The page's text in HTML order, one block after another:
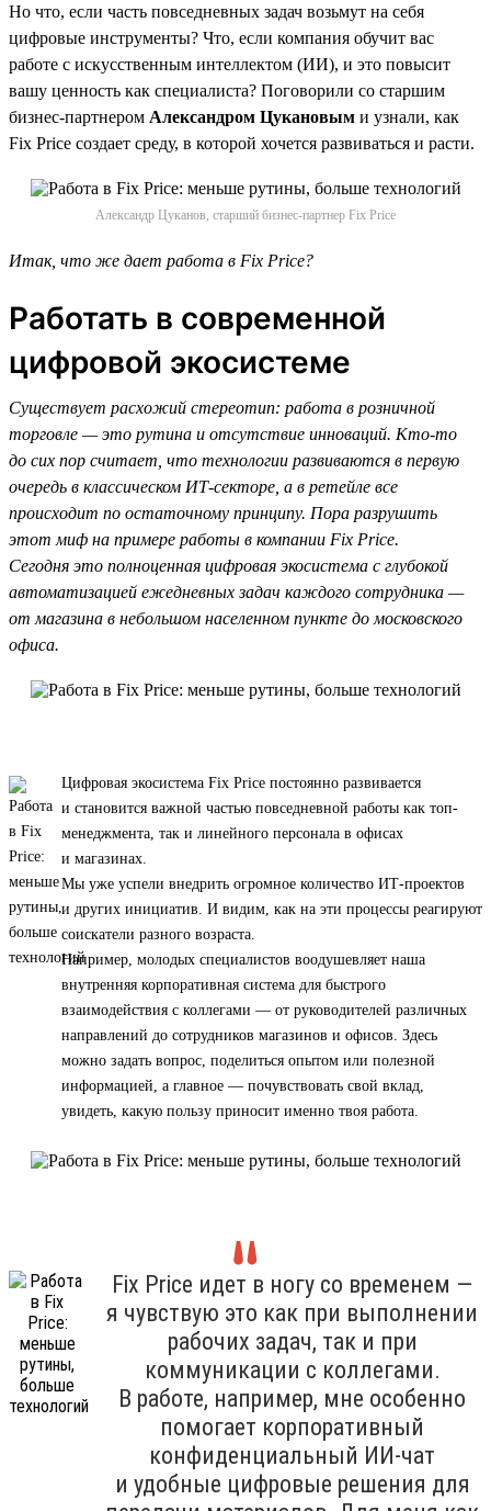
Но что, если часть повседневных задач возьмут на себя
цифровые инструменты? Что, если компания обучит вас
работе с искусственным интеллектом (ИИ), и это повысит
вашу ценность как специалиста? Поговорили со старшим
бизнес-партнером Александром Цукановым и узнали, как
Fix Price создает среду, в которой хочется развиваться и расти.
Александр Цуканов, старший бизнес-партнер Fix Price
Итак, что же дает работа в Fix Price?
Работать в современной
цифровой экосистеме
Существует расхожий стереотип: работа в розничной
торговле — это рутина и отсутствие инноваций. Кто-то
до сих пор считает, что технологии развиваются в первую
очередь в классическом ИТ-секторе, а в ретейле все
происходит по остаточному принципу. Пора разрушить
этот миф на примере работы в компании Fix Price.
Сегодня это полноценная цифровая экосистема с глубокой
автоматизацией ежедневных задач каждого сотрудника —
от магазина в небольшом населенном пункте до московского
офиса.
Цифровая экосистема Fix Price постоянно развивается
и становится важной частью повседневной работы как топ-
менеджмента, так и линейного персонала в офисах
и магазинах.
Мы уже успели внедрить огромное количество ИТ-проектов
и других инициатив. И видим, как на эти процессы реагируют
соискатели разного возраста.
Например, молодых специалистов воодушевляет наша
внутренняя корпоративная система для быстрого
взаимодействия с коллегами — от руководителей различных
направлений до сотрудников магазинов и офисов. Здесь
можно задать вопрос, поделиться опытом или полезной
информацией, а главное — почувствовать свой вклад,
увидеть, какую пользу приносит именно твоя работа.
Fix Price идет в ногу со временем —
я чувствую это как при выполнении
рабочих задач, так и при
коммуникации с коллегами.
В работе, например, мне особенно
помогает корпоративный
конфиденциальный ИИ-чат
и удобные цифровые решения для